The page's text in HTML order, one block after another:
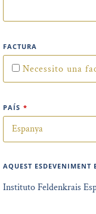
FACTURA
Necessito una
PAÍS *
AQUEST ESDEVENIMENT
Instituto Feldenkrais